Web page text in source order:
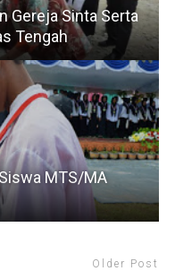
Gereja Sinta Serta
Tengah
MTS/MA
Older Post